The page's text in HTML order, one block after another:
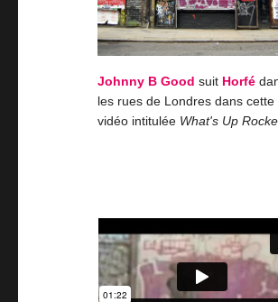
Johnny B Good suit Horfé
les rues de Londres dans cette
vidéo intitulée What's Up